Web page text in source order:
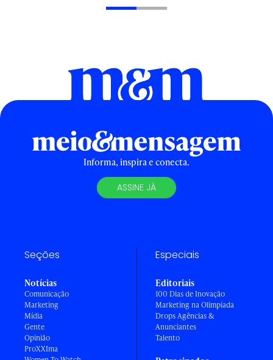
Informa, inspira e conecta.
ASSINE JÁ
Seções
Notícias
Comunicação
Marketing
Mídia
Gente
Opinião
ProXXIma
Especiais
Editoriais
100 Dias de Inovação
Marketing na Olimpíada
Drops Agências &
Anunciantes
Talento